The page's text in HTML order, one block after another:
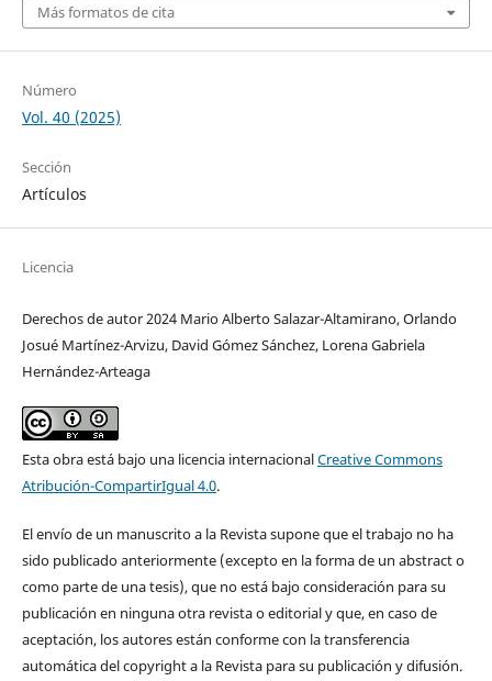
Más formatos de cita
Número
Vol. 40 (2025)
Sección
Artículos
Licencia
Derechos de autor 2024 Mario Alberto Salazar-Altamirano, Orlando
Josué Martínez-Arvizu, David Gómez Sánchez, Lorena Gabriela
Hernández-Arteaga
Esta obra está bajo una licencia internacionalCreative Commons
Atribución-CompartirIgual 4.0.
El envío de un manuscrito a la Revista supone que el trabajo no ha
sido publicado anteriormente (excepto en la forma de un abstract o
como parte de una tesis), que no está bajo consideración para su
publicación en ninguna otra revista o editorial y que, en caso de
aceptación, los autores están conforme con la transferencia
automática del copyright a la Revista para su publicación y difusión.